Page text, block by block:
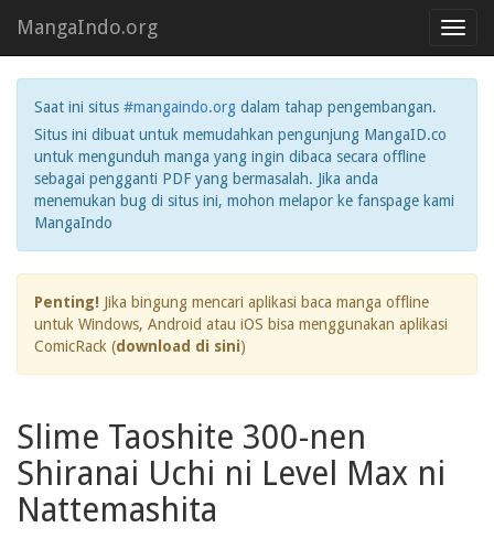
MangaIndo.org
Saat ini situs #mangaindo.org dalam tahap pengembangan.
Situs ini dibuat untuk memudahkan pengunjung MangaID.co
untuk mengunduh manga yang ingin dibaca secara offline
sebagai pengganti PDF yang bermasalah. Jika anda
menemukan bug di situs ini, mohon melapor ke fanspage kami
MangaIndo
Penting! Jika bingung mencari aplikasi baca manga offline
untuk Windows, Android atau iOS bisa menggunakan aplikasi
ComicRack (download di sini)
Slime Taoshite 300-nen
Shiranai Uchi ni Level Max ni
Nattemashita